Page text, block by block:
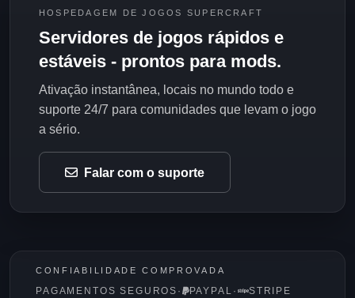
HOSPEDAGEM DE JOGOS SUPERCRAFT
Servidores de jogos rápidos e
estáveis - prontos para mods.
Ativação instantânea, locais no mundo todo e
suporte 24/7 para comunidades que levam o jogo
a sério.
Falar com o suporte
CONFIABILIDADE COMPROVADA
PAGAMENTOS SEGUROS · PAYPAL · STRIPE